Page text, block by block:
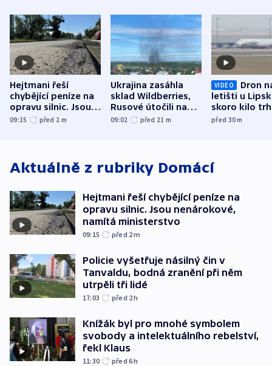
Hejtmani řeší
chybějící peníze na
opravu silnic. Jsou
nenárokové, namítá
09:15 před 2 m
Ukrajina zasáhla
sklad Wildberries,
Rusové útočili na
trh, hasiče či
09:02 před 21 m
VIDEO
Dron
letišti u
skoro kilo
indicie
před 30m
Aktuálně z rubriky Domácí
Hejtmani řeší chybějící peníze na
opravu silnic. Jsou nenárokové,
namítá ministerstvo
09:15 před 2m
Policie vyšetřuje násilný čin v
Tanvaldu, bodná zranění při něm
utrpěli tři lidé
17:03 před 2h
Knížák byl pro mnohé symbolem
svobody a intelektuálního rebelství,
řekl Klaus
11:30 před 6h